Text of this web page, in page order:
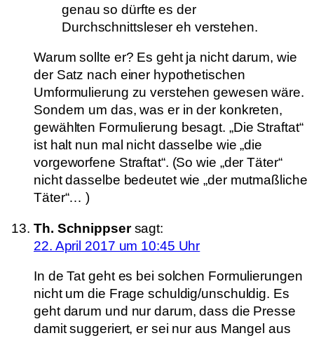
genau so dürfte es der
Durchschnittsleser eh verstehen.
Warum sollte er? Es geht ja nicht darum, wie
der Satz nach einer hypothetischen
Umformulierung zu verstehen gewesen wäre.
Sondern um das, was er in der konkreten,
gewählten Formulierung besagt. „Die Straftat“
ist halt nun mal nicht dasselbe wie „die
vorgeworfene Straftat“. (So wie „der Täter“
nicht dasselbe bedeutet wie „der mutmaßliche
Täter“… )
Th. Schnippser sagt:
22. April 2017 um 10:45 Uhr
In de Tat geht es bei solchen Formulierungen
nicht um die Frage schuldig/unschuldig. Es
geht darum und nur darum, dass die Presse
damit suggeriert, er sei nur aus Mangel aus